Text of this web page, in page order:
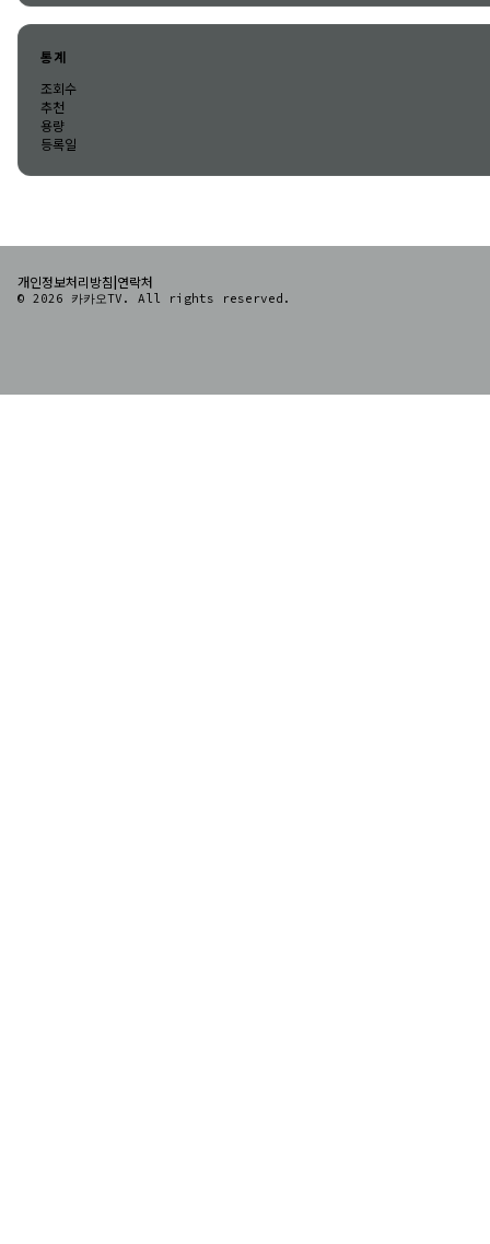
통계
조회수
추천
용량
등록일
개인정보처리방침 연락처
© 2026 카카오TV. All rights reserved.